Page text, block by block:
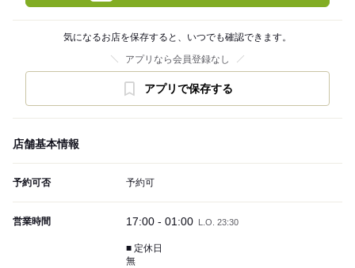
気になるお店を保存すると、いつでも確認できます。
アプリなら会員登録なし
アプリで保存する
店舗基本情報
予約可否 予約可
営業時間 17:00 - 01:00 L.O. 23:30
■ 定休日
無